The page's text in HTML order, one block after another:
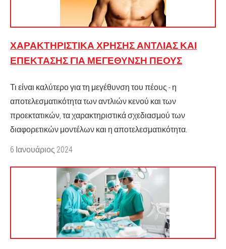
ΧΑΡΑΚΤΗΡΙΣΤΙΚΆ ΧΡΉΣΗΣ ΑΝΤΛΊΑΣ ΚΑΙ
ΕΠΈΚΤΑΣΗΣ ΓΙΑ ΜΕΓΈΘΥΝΣΗ ΠΈΟΥΣ
Τι είναι καλύτερο για τη μεγέθυνση του πέους - η
αποτελεσματικότητα των αντλιών κενού και των
προεκτατικών, τα χαρακτηριστικά σχεδιασμού των
διαφορετικών μοντέλων και η αποτελεσματικότητα.
6 Ιανουάριος 2024